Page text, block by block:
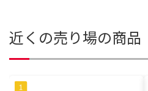
近くの売り場の商品